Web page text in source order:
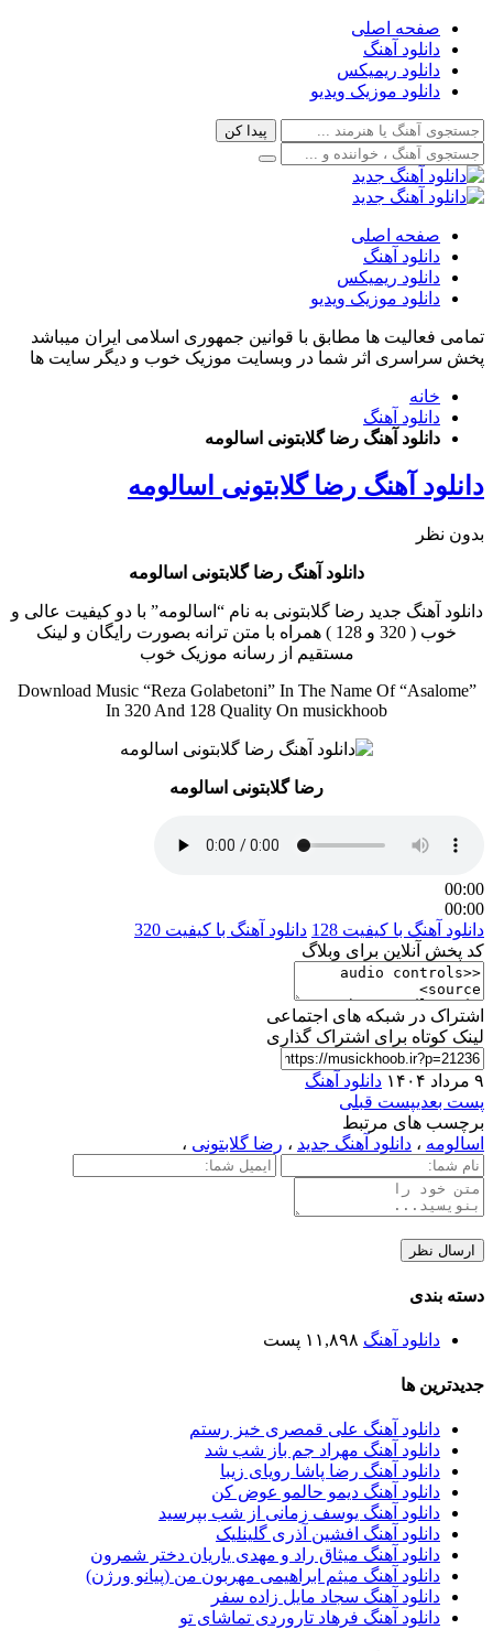
صفحه اصلی
دانلود آهنگ
دانلود ریمیکس
دانلود موزیک ویدیو
صفحه اصلی
دانلود آهنگ
دانلود ریمیکس
دانلود موزیک ویدیو
تمامی فعالیت ها مطابق با قوانین جمهوری اسلامی ایران میباشد
پخش سراسری اثر شما در وبسایت موزیک خوب و دیگر سایت ها
خانه
دانلود آهنگ
دانلود آهنگ رضا گلابتونی اسالومه
دانلود آهنگ رضا گلابتونی اسالومه
بدون نظر
دانلود آهنگ رضا گلابتونی اسالومه
دانلود آهنگ جدید رضا گلابتونی به نام “اسالومه” با دو کیفیت عالی و
خوب ( 320 و 128 ) همراه با متن ترانه بصورت رایگان و لینک
مستقیم از رسانه موزیک خوب
Download Music “Reza Golabetoni” In The Name Of “Asalome”
In 320 And 128 Quality On musickhoob
رضا گلابتونی اسالومه
00:00
00:00
دانلود آهنگ با کیفیت 128
دانلود آهنگ با کیفیت 320
کد پخش آنلاین برای وبلاگ
اشتراک در شبکه های اجتماعی
لینک کوتاه برای اشتراک گذاری
۹ مرداد ۱۴۰۴
دانلود آهنگ
پست بعدیپست قبلی
برچسب های مرتبط
اسالومه ، دانلود آهنگ جدید ، رضا گلابتونی ،
دسته بندی
دانلود آهنگ ۱۱,۸۹۸ پست
جدیدترین ها
دانلود آهنگ علی قمصری خیز رستم
دانلود آهنگ مهراد جم باز شب شد
دانلود آهنگ رضا پاشا رویای زیبا
دانلود آهنگ دیمو حالمو عوض کن
دانلود آهنگ یوسف زمانی از شب بپرسید
دانلود آهنگ افشین آذری گلینلیک
دانلود آهنگ میثاق راد و مهدی یاریان دختر شمرون
دانلود آهنگ میثم ابراهیمی مهربون من (پیانو ورژن)
دانلود آهنگ سجاد مایل زاده سفر
دانلود آهنگ فرهاد تاروردی تماشای تو